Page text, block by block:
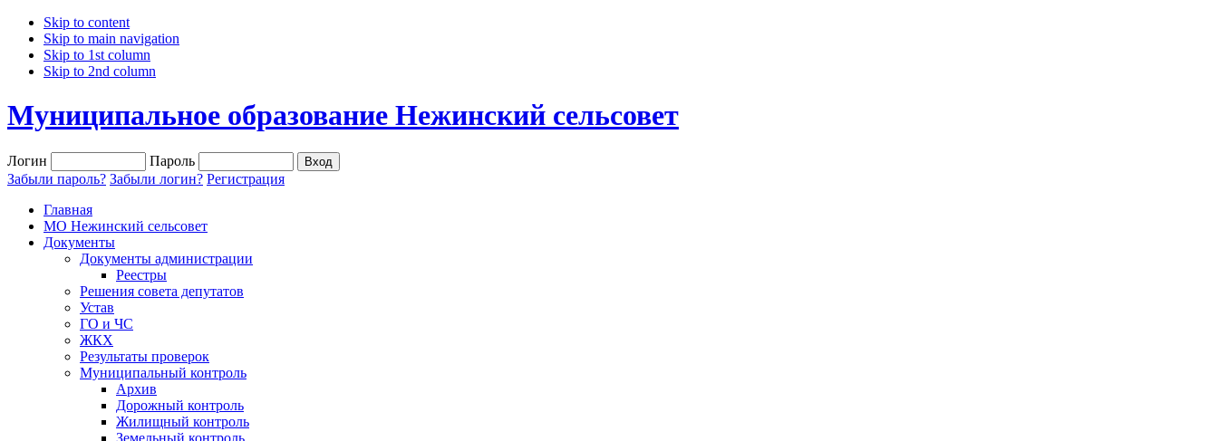
Skip to content
Skip to main navigation
Skip to 1st column
Skip to 2nd column
Муниципальное образование Нежинский сельсовет
Логин
Пароль
Забыли пароль? Забыли логин? Регистрация
Главная
МО Нежинский сельсовет
Документы
Документы администрации
Реестры
Решения совета депутатов
Устав
ГО и ЧС
ЖКХ
Результаты проверок
Муниципальный контроль
Архив
Дорожный контроль
Жилищный контроль
Земельный контроль